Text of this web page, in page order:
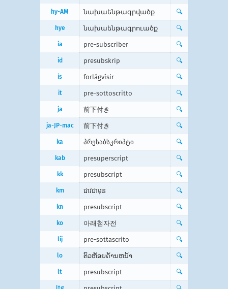
hy-AM նախաենթագրվածք 🔍
hye նախաենթագրուածք 🔍
ia pre-subscriber 🔍
id presubskrip 🔍
is forlágvísir 🔍
it pre-sottoscritto 🔍
ja 前下付き 🔍
ja-JP-mac 前下付き 🔍
ka პრესაბსკრიპტი 🔍
kab presuperscript 🔍
kk presubscript 🔍
km ជាវ​ជា​មុន 🔍
kn presubscript 🔍
ko 아래첨자전 🔍
lij pre-sottascrito 🔍
lo ຕົວຫ້ອຍດ້ານຫນ້າ 🔍
lt presubscript 🔍